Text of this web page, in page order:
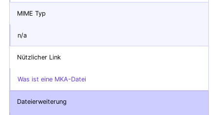
MIME Typ
n/a
Nützlicher Link
Was ist eine MKA-Datei
Dateierweiterung